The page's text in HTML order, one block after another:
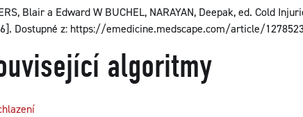
Blair a Edward W BUCHEL, NARAYAN, Deepak, ed. Cold
Dostupné z: https://emedicine.medscape.com/article/
algoritmy